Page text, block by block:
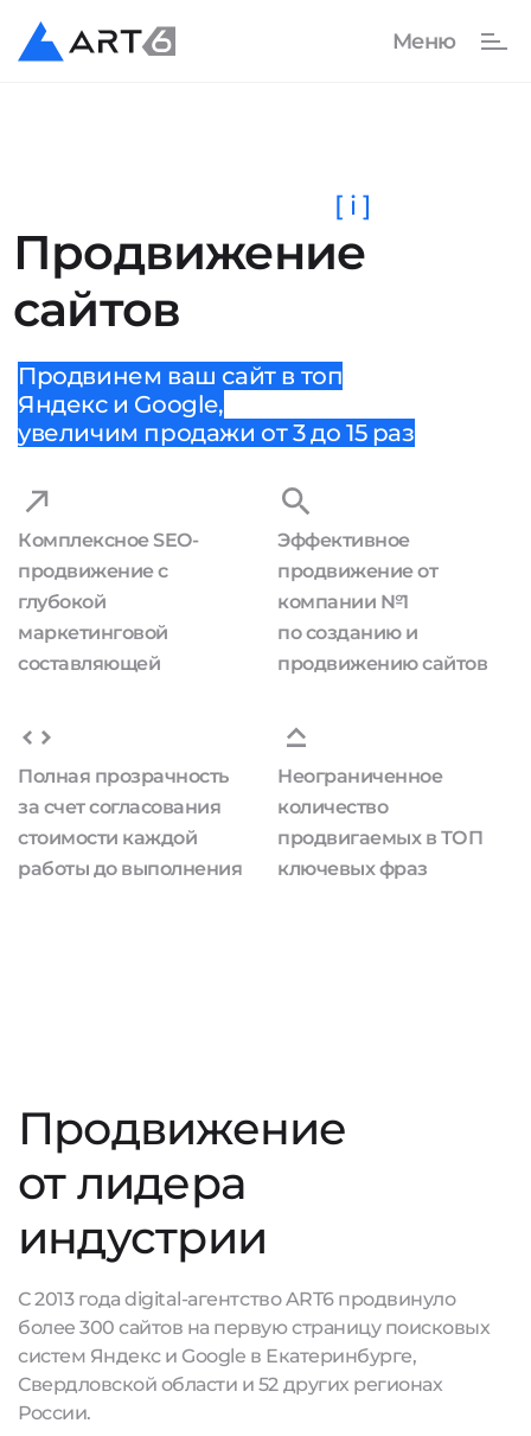
Продвижение
сайтов
[ i ]
Продвинем ваш сайт в топ
Яндекс и Google,
увеличим продажи от 3 до 15 раз
Комплексное SEO-
продвижение с
глубокой
маркетинговой
составляющей
Эффективное
продвижение от
компании №1
по созданию и
продвижению сайтов
Полная прозрачность
за счет согласования
стоимости каждой
работы до выполнения
Неограниченное
количество
продвигаемых в ТОП
ключевых фраз
Продвижение
от лидера
индустрии
С 2013 года digital-агентство ART6 продвинуло
более 300 сайтов на первую страницу поисковых
систем Яндекс и Google в Екатеринбурге,
Свердловской области и 52 других регионах
России.